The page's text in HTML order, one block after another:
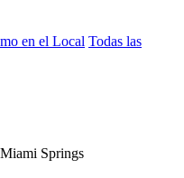
en el Local Todas las
Springs